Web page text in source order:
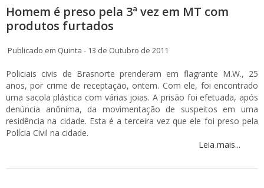
Homem é preso pela 3ª vez em MT com
produtos furtados
Publicado em Quinta - 13 de Outubro de 2011
Policiais civis de Brasnorte prenderam em flagrante M.W., 25
anos, por crime de receptação, ontem. Com ele, foi encontrado
uma sacola plástica com várias joias. A prisão foi efetuada, após
denúncia anônima, da movimentação de suspeitos em uma
residência na cidade. Esta é a terceira vez que ele foi preso pela
Polícia Civil na cidade.
Leia mais...